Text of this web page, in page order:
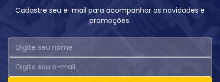
Cadastre seu e-mail para acompanhar as novidades e
promoções.